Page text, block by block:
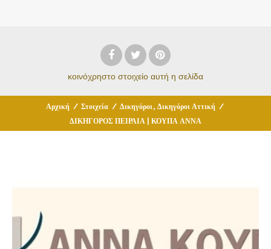
κοινόχρηστο στοιχείο αυτή η σελίδα
Αρχική / Στοιχεία / Δικηγόροι , Δικηγόροι Αττική /
ΔΙΚΗΓΟΡΟΣ ΠΕΙΡΑΙΑ | ΚΟΥΠΑ ΑΝΝΑ